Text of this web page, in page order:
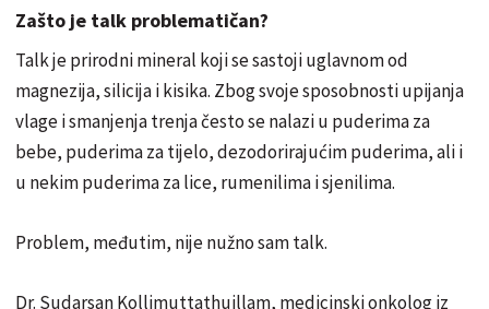
Zašto je talk problematičan?
Talk je prirodni mineral koji se sastoji uglavnom od
magnezija, silicija i kisika. Zbog svoje sposobnosti upijanja
vlage i smanjenja trenja često se nalazi u puderima za
bebe, puderima za tijelo, dezodorirajućim puderima, ali i
u nekim puderima za lice, rumenilima i sjenilima.
Problem, međutim, nije nužno sam talk.
Dr. Sudarsan Kollimuttathuillam, medicinski onkolog iz